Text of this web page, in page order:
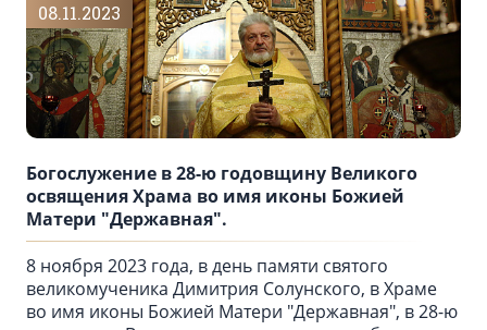
08.11.2023
Богослужение в 28-ю годовщину Великого
освящения Храма во имя иконы Божией
Матери "Державная".
8 ноября 2023 года, в день памяти святого
великомученика Димитрия Солунского, в Храме
во имя иконы Божией Матери "Державная", в 28-ю